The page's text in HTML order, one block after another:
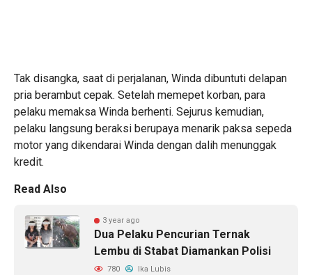
Tak disangka, saat di perjalanan, Winda dibuntuti delapan
pria berambut cepak. Setelah memepet korban, para
pelaku memaksa Winda berhenti. Sejurus kemudian,
pelaku langsung beraksi berupaya menarik paksa sepeda
motor yang dikendarai Winda dengan dalih menunggak
kredit.
Read Also
3 year ago
Dua Pelaku Pencurian Ternak
Lembu di Stabat Diamankan Polisi
780 Ika Lubis